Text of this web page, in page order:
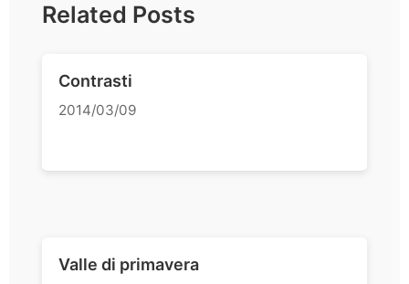
Related Posts
Contrasti
2014/03/09
Valle di primavera